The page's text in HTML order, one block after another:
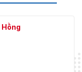
Hồng